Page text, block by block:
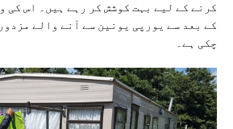
کرنے کے لیے بہت کوشش کر رہے ہیں۔ اس کی
کے بعد سے یورپی یونین سے آنے والے
چکی ہے۔